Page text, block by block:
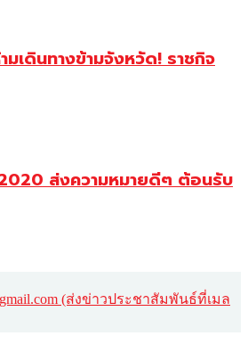
มเดินทางข้ามจังหวัด! ราชกิจ
ส่งความหมายดีๆ ต้อนรับ
(ส่งข่าวประชาสัมพันธ์ที่เมล